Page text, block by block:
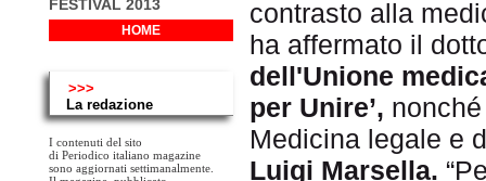
FESTIVAL 2013
HOME
>>>
La redazione
I contenuti del sito
di Periodico italiano magazine
sono aggiornati settimanalmente.
contrasto alla
ha affermato il
dell'Unione
per Unire’,
Medicina legale e
Luigi Marsella.